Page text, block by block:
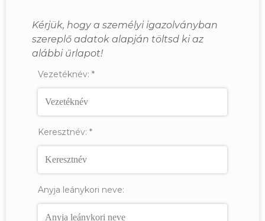
Kérjük, hogy a személyi igazolványban
szereplő adatok alapján töltsd ki az
alábbi űrlapot!
Vezetéknév: *
Keresztnév: *
Anyja leánykori neve: